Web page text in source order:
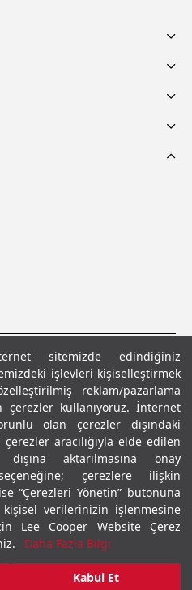
sitemizde edindiğiniz
işlevleri kişiselleştirmek
reklam/pazarlama
kullanıyoruz. İnternet
olan çerezler dışındaki
aracılığıyla elde edilen
aktarılmasına onay
çerezlere ilişkin
“Çerezleri Yönetin” butonuna
verilerinizin işlenmesine
Lee Cooper Website Çerez
Daha Fazla Bilgi
Kabul Et
Aydınlatma MetniŞartlar ve Koşullar
Tüm Hakları Saklıdır.